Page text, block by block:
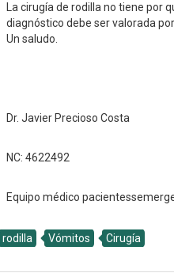
La cirugía de rodilla no tiene por
diagnóstico debe ser valorada
Un saludo.
Dr. Javier Precioso Costa
NC: 4622492
Equipo médico
rodilla Vómitos Cirugía